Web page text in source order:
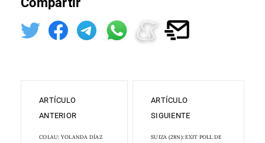
ARTÍCULO
ANTERIOR
COLAU: YOLANDA DÍAZ
ARTÍCULO
SIGUIENTE
SUIZA (28N): EXIT POLL DE